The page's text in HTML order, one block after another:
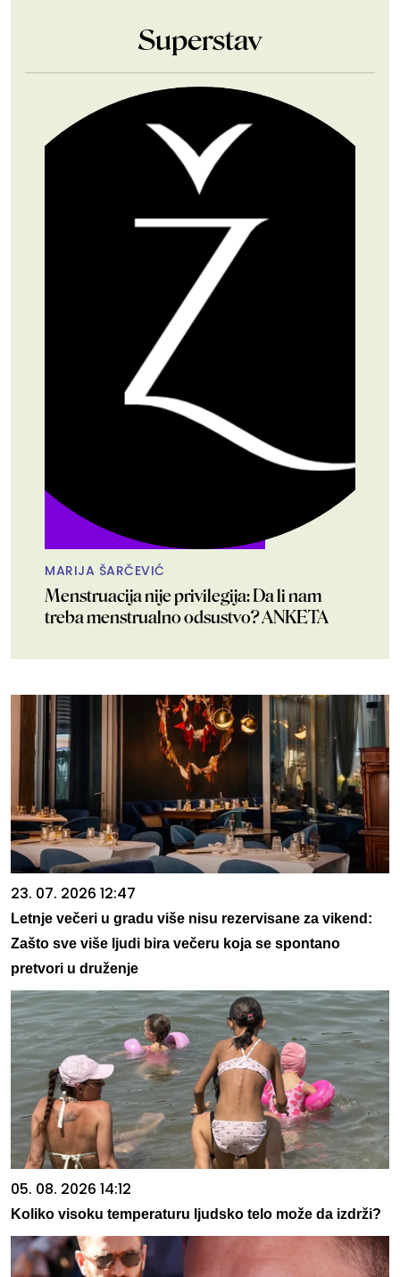
Superstav
MARIJA ŠARČEVIĆ
Menstruacija nije privilegija: Da li nam
treba menstrualno odsustvo? ANKETA
23. 07. 2026 12:47
Letnje večeri u gradu više nisu rezervisane za vikend:
Zašto sve više ljudi bira večeru koja se spontano
pretvori u druženje
05. 08. 2026 14:12
Koliko visoku temperaturu ljudsko telo može da izdrži?